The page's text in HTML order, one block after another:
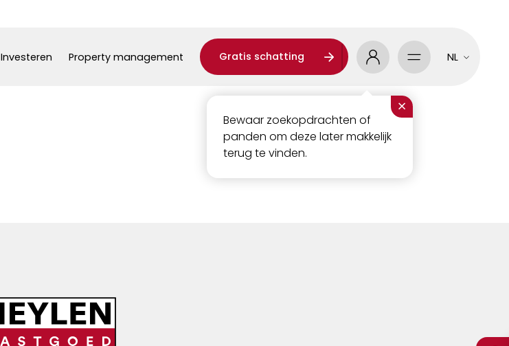
Investeren Property management Gratis schatting
×
Bewaar zoekopdrachten of
panden om deze later makkelijk
terug te vinden.
NL